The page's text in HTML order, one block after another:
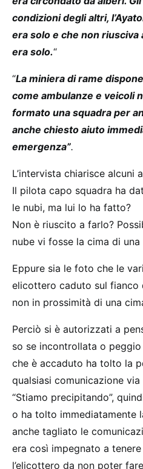
condizioni degli altri,
era solo e che non
era solo.“
“La miniera di rame
come ambulanze e veicoli
formato una squadra per
anche chiesto aiuto
emergenza”.
L’intervista chiarisce alcuni
Il pilota capo squadra ha
le nubi, ma lui lo ha fatto?
Non è riuscito a farlo?
nube vi fosse la cima di una
Eppure sia le foto che le
elicottero caduto sul fianco
non in prossimità di una
Perciò si è autorizzati a
so se incontrollata o
che è accaduto ha tolto la
qualsiasi comunicazione
“Stiamo precipitando”,
o ha tolto immediatamente
anche tagliato le
era così impegnato a
l’elicottero da non poter